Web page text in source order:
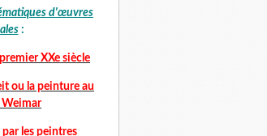
d'œuvres
:
XXe siècle
ou la peinture au
Weimar
par les peintres